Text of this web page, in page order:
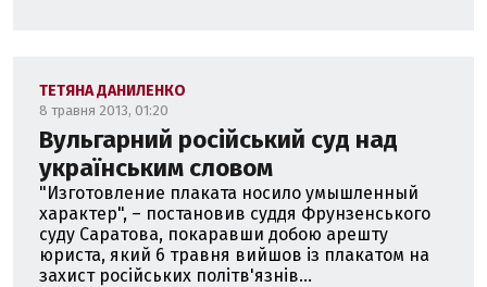
ТЕТЯНА ДАНИЛЕНКО
8 травня 2013, 01:20
Вульгарний російський суд над
українським словом
"Изготовление плаката носило умышленный
характер", – постановив суддя Фрунзенського
суду Саратова, покаравши добою арешту
юриста, який 6 травня вийшов із плакатом на
захист російських політв'язнів...